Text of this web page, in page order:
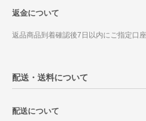
返金について
返品商品到着確認後7日以内にご指定口
配送・送料について
配送について